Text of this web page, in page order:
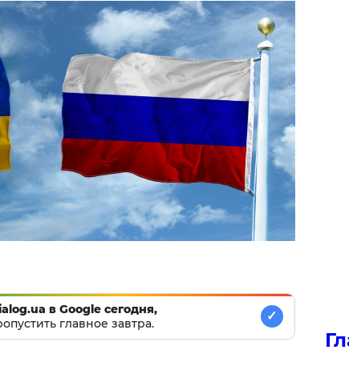
в Google сегодня,
главное завтра.
✓